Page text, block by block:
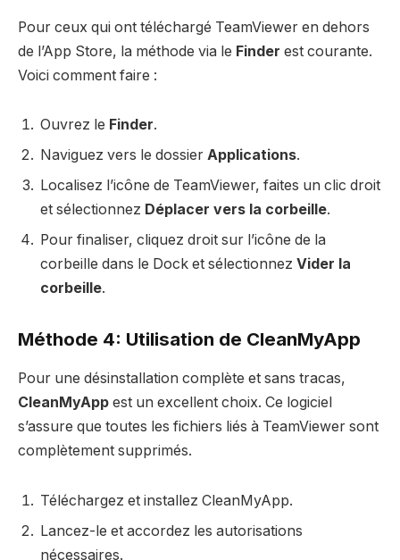
Pour ceux qui ont téléchargé TeamViewer en dehors
de l’App Store, la méthode via le Finder est courante.
Voici comment faire :
Ouvrez le Finder.
Naviguez vers le dossier Applications.
Localisez l’icône de TeamViewer, faites un clic droit
et sélectionnez Déplacer vers la corbeille.
Pour finaliser, cliquez droit sur l’icône de la
corbeille dans le Dock et sélectionnez Vider la
corbeille.
Méthode 4: Utilisation de CleanMyApp
Pour une désinstallation complète et sans tracas,
CleanMyApp est un excellent choix. Ce logiciel
s’assure que toutes les fichiers liés à TeamViewer sont
complètement supprimés.
Téléchargez et installez CleanMyApp.
Lancez-le et accordez les autorisations
nécessaires.